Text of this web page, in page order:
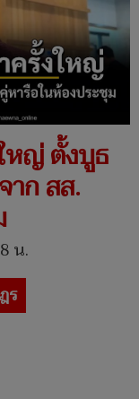
หญ่ ตั้งบูธ
ก สส.
น.
ร